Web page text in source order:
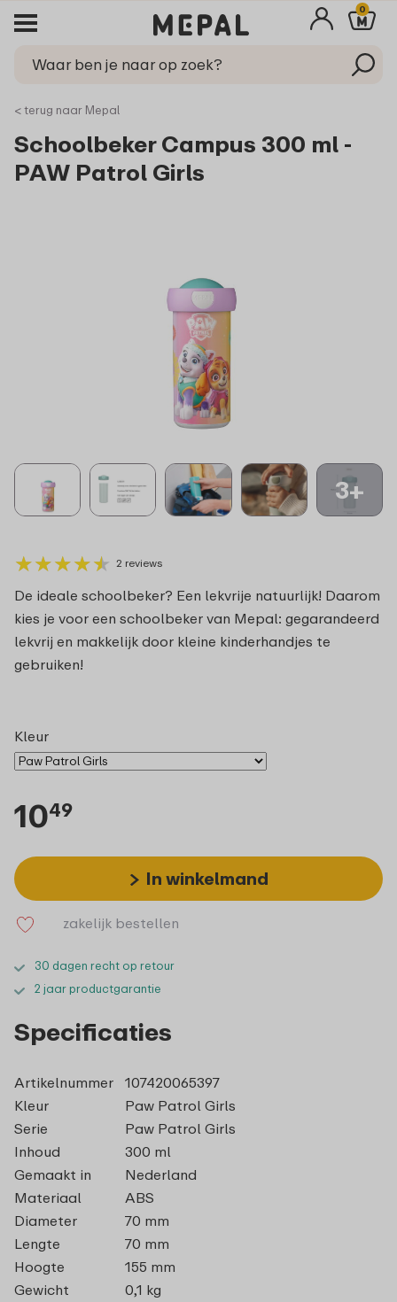
0
< terug naar Mepal
Schoolbeker Campus 300 ml -
PAW Patrol Girls
3+
★★★★★
★★★★★ 2 reviews
De ideale schoolbeker? Een lekvrije natuurlijk! Daarom
kies je voor een schoolbeker van Mepal: gegarandeerd
lekvrij en makkelijk door kleine kinderhandjes te
gebruiken!
Kleur
1049
In winkelmand
zakelijk bestellen
30 dagen recht op retour
2 jaar productgarantie
Specificaties
Artikelnummer
107420065397
Kleur
Paw Patrol Girls
Serie
Paw Patrol Girls
Inhoud
300 ml
Gemaakt in
Nederland
Materiaal
ABS
Diameter
70 mm
Lengte
70 mm
Hoogte
155 mm
Gewicht
0,1 kg